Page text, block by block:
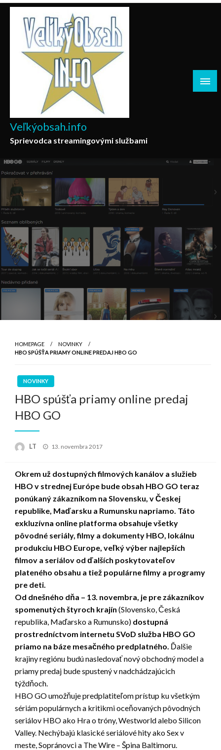
Skip
content
Veľkýobsah.info
Sprievodca streamingovými službami
HOMEPAGE
NOVINKY
HBO SPÚŠŤA PRIAMY ONLINE PREDAJ HBO GO
NOVINKY
HBO spúšťa priamy online predaj
HBO GO
LT
Posted
13. novembra 2017
Okrem už dostupných filmových kanálov a služieb
HBO v strednej Európe bude obsah HBO GO teraz
ponúkaný zákazníkom na Slovensku, v Českej
republike, Maďarsku a Rumunsku napriamo. Táto
exkluzívna online platforma obsahuje všetky
pôvodné seriály, filmy a dokumenty HBO, lokálnu
produkciu HBO Europe, veľký výber najlepších
filmov a seriálov od ďalších poskytovateľov
plateného obsahu a tiež populárne filmy a programy
pre deti.
Od dnešného dňa – 13. novembra, je pre zákazníkov
spomenutých štyroch krajín (Slovensko, Česká
republika, Maďarsko a Rumunsko) dostupná
prostredníctvom internetu SVoD služba HBO GO
priamo na báze mesačného predplatného. Ďalšie
krajiny regiónu budú nasledovať nový obchodný model a
priamy predaj bude spustený v nadchádzajúcich
týždňoch.
HBO GO umožňuje predplatiteľom prístup ku všetkým
sériám populárnych a kritikmi oceňovaných pôvodných
seriálov HBO ako Hra o tróny, Westworld alebo Silicon
Valley. Nechýbajú klasické seriálové hity ako Sex v
meste, Sopránovci a The Wire – Špina Baltimoru.